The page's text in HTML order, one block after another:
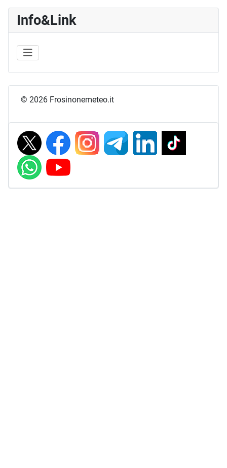
Info&Link
© 2026 Frosinonemeteo.it